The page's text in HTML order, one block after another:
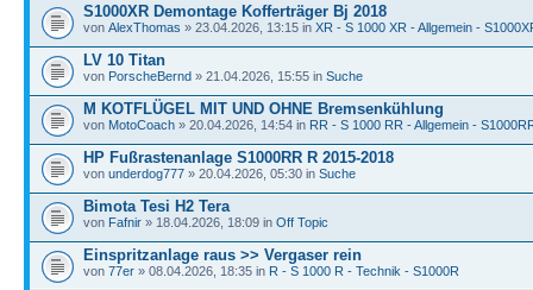
S1000XR Demontage Kofferträger Bj 2018
von AlexThomas » 23.04.2026, 13:15 in XR - S 1000 XR - Allgemein -
LV 10 Titan
von PorscheBernd » 21.04.2026, 15:55 in Suche
M KOTFLÜGEL MIT UND OHNE Bremsenkühlung
von MotoCoach » 20.04.2026, 14:54 in RR - S 1000 RR - Allgemein -
HP Fußrastenanlage S1000RR R 2015-2018
von underdog777 » 20.04.2026, 05:30 in Suche
Bimota Tesi H2 Tera
von Fafnir » 18.04.2026, 18:09 in Off Topic
Einspritzanlage raus >> Vergaser rein
von 77er » 08.04.2026, 18:35 in R - S 1000 R - Technik - S1000R